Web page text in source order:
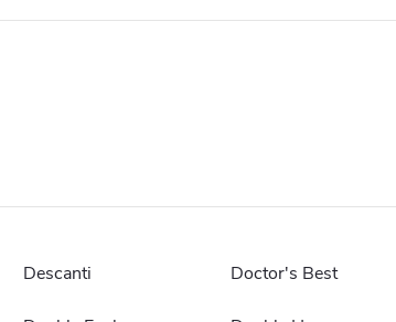
Descanti Doctor's Best